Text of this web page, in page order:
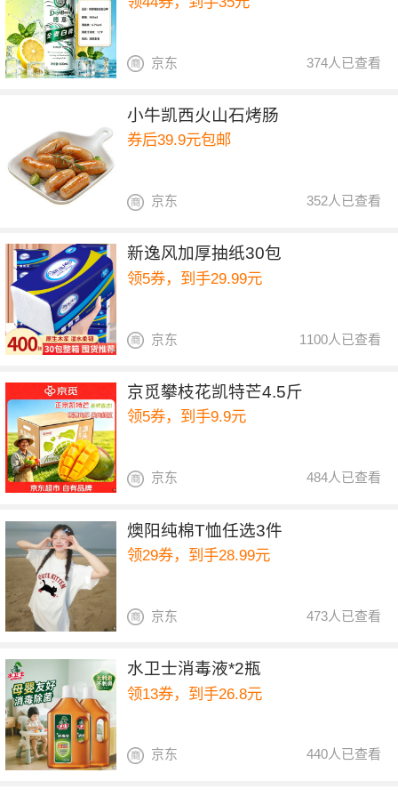
374人已查看
京东
小牛凯西火山石烤肠
券后39.9元包邮
352人已查看
京东
新逸风加厚抽纸30包
领5券，到手29.99元
1100人已查看
京东
京觅攀枝花凯特芒4.5斤
领5券，到手9.9元
484人已查看
京东
燠阳纯棉T恤任选3件
领29券，到手28.99元
473人已查看
京东
水卫士消毒液*2瓶
领13券，到手26.8元
440人已查看
京东